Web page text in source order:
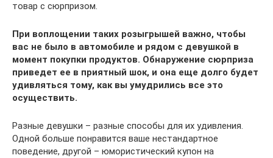
товар с сюрпризом.
При воплощении таких розыгрышей важно, чтобы
вас не было в автомобиле и рядом с девушкой в
момент покупки продуктов. Обнаружение сюрприза
приведет ее в приятный шок, и она еще долго будет
удивляться тому, как вы умудрились все это
осуществить.
Разные девушки – разные способы для их удивления.
Одной больше понравится ваше нестандартное
поведение, другой – юмористический купон на